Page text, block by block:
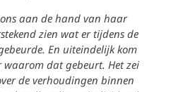
ons aan de hand van haar
zien wat er tijdens de
En uiteindelijk kom
waarom dat gebeurt. Het zei
de verhoudingen binnen